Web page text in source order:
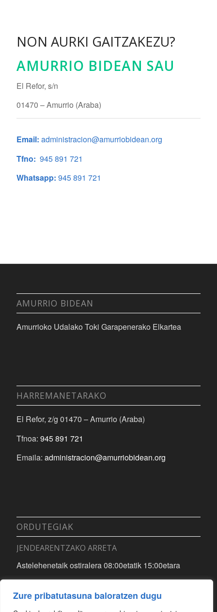
Zure pribatutasuna baloratzen dugu
NON AURKI GAITZAKEZU?
AMURRIO BIDEAN SAU
El Refor, s/n
01470 – Amurrio (Araba)
Email: administracion@amurriobidean.org
Tfno: 945 891 721
Whatsapp: 945 891 721
AMURRIO BIDEAN
Amurrioko Udalako Toki Garapenerako Elkartea
HARREMANETARAKO
El Refor, z/g 01470 – Amurrio (Araba)
Tfnoa: 945 891 721
Emaila: administracion@amurriobidean.org
ORDUTEGIAK
JENDEARENTZAKO ARRETA
Astelehenetaik ostiralera 08:00etatik 15:00etara
Astelehenetaik ostiralera 08:00etatik 21:00etara